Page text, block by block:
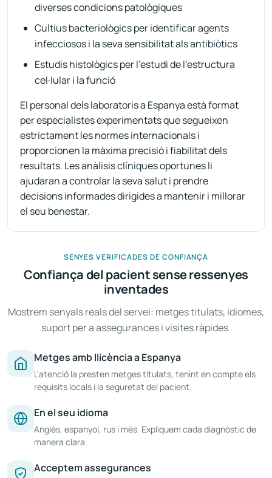
diverses condicions patològiques
Cultius bacteriològics per identificar agents
infecciosos i la seva sensibilitat als antibiòtics
Estudis histològics per l'estudi de l'estructura
cel·lular i la funció
El personal dels laboratoris a Espanya està format
per especialistes experimentats que segueixen
estrictament les normes internacionals i
proporcionen la màxima precisió i fiabilitat dels
resultats. Les anàlisis clíniques oportunes li
ajudaran a controlar la seva salut i prendre
decisions informades dirigides a mantenir i millorar
el seu benestar.
SENYES VERIFICADES DE CONFIANÇA
Confiança del pacient sense ressenyes
inventades
Mostrem senyals reals del servei: metges titulats, idiomes,
suport per a assegurances i visites ràpides.
Metges amb llicència a Espanya
L’atenció la presten metges titulats, tenint en compte els
requisits locals i la seguretat del pacient.
En el seu idioma
Anglès, espanyol, rus i més. Expliquem cada diagnòstic de
manera clara.
Acceptem assegurances